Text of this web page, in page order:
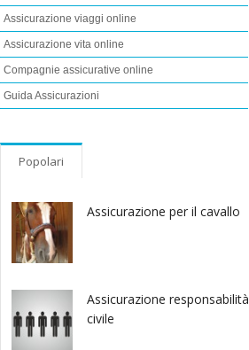
Assicurazione viaggi online
Assicurazione vita online
Compagnie assicurative online
Guida Assicurazioni
Popolari
Assicurazione per il cavallo
Assicurazione responsabilità
civile